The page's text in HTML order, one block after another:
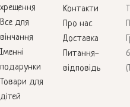
хрещення
Все для
вінчання
Іменні
подарунки
Товари для
дітей
Контакти
Про нас
Доставка
Питання-
відповідь